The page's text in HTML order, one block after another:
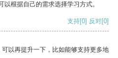
根据自己的需求选择学习方式。
支持[0] 反对[0]
以再提升一下，比如能够支持更多地